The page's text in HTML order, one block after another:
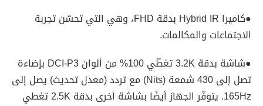
●كاميرا Hybrid IR بدقة FHD، وهي التي تحسّن تجربة
الاجتماعات والمكالمات.
●شاشة بدقة 3.2K تغطّي 100% من ألوان DCI-P3 بإضاءة
تصل إلى 430 شمعة (Nits) مع تردد (معدل تحديث) يصل إلى
165Hz. يتوفّر الجهاز أيضًا بشاشة أخرى بدقة 2.5K تغطي